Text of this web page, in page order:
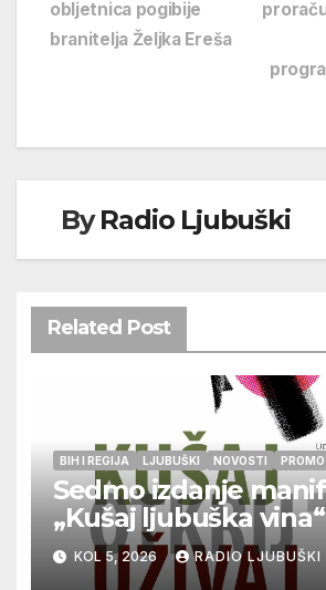
objava
obljetnica pogibije
branitelja Željka Ereša
ByRadio Ljubuški
Related Post
BIH I REGIJA LJUBUŠKI NOVOSTI PROMO
Sedmo izdanje
„Kušaj ljubuška
vrhunska vina,
glazbu
KOL 5, 2026 RADIO LJUBUŠKI